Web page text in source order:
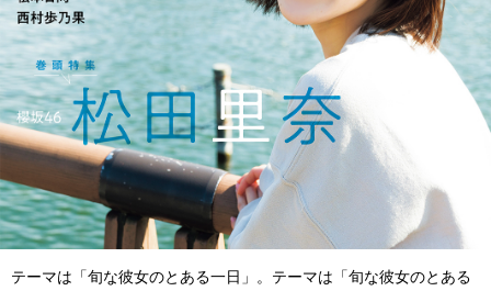
テーマは「旬な彼女のとある一日」。テーマは「旬な彼女のとある